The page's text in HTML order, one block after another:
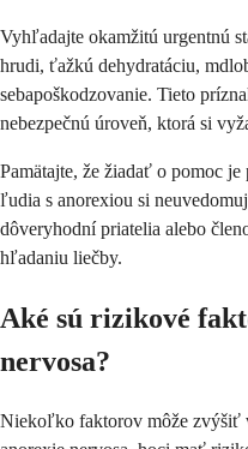
Vyhľadajte okamžitú urgentnú
hrudi, ťažkú dehydratáciu,
sebapoškodzovanie. Tieto
nebezpečnú úroveň, ktorá si
Pamätajte, že žiadať o pomoc
ľudia s anorexiou si
dôveryhodní priatelia alebo
hľadaniu liečby.
Aké sú rizikové
nervosa?
Niekoľko faktorov môže zvýšiť